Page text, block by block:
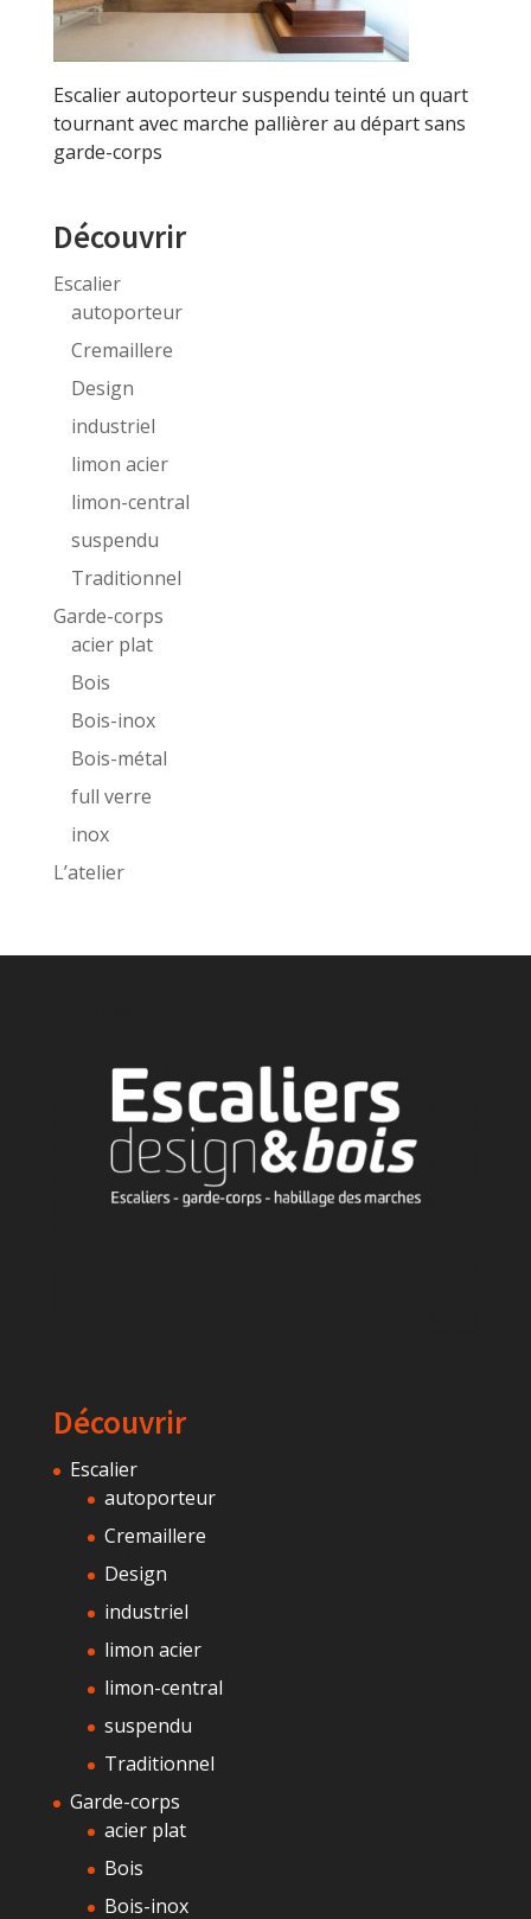
Escalier autoporteur suspendu teinté un quart
tournant avec marche pallièrer au départ sans
garde-corps
Découvrir
Escalier
autoporteur
Cremaillere
Design
industriel
limon acier
limon-central
suspendu
Traditionnel
Garde-corps
acier plat
Bois
Bois-inox
Bois-métal
full verre
inox
L’atelier
Découvrir
Escalier
autoporteur
Cremaillere
Design
industriel
limon acier
limon-central
suspendu
Traditionnel
Garde-corps
acier plat
Bois
Bois-inox